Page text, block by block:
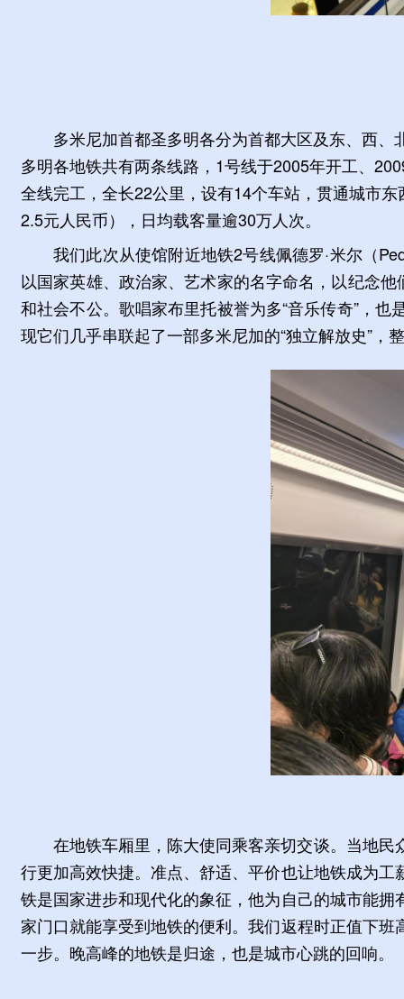
多米尼加首都圣多明各分为首都大区及东、西
多明各地铁共有两条线路，1号线于2005年开工、
全线完工，全长22公里，设有14个车站，贯通城市
2.5元人民币），日均载客量逾30万人次。
我们此次从使馆附近地铁2号线佩德罗·米尔（
以国家英雄、政治家、艺术家的名字命名，以纪念
和社会不公。歌唱家布里托被誉为多“音乐传奇”，
现它们几乎串联起了一部多米尼加的“独立解放史”
在地铁车厢里，陈大使同乘客亲切交谈。当地
行更加高效快捷。准点、舒适、平价也让地铁成为
铁是国家进步和现代化的象征，他为自己的城市能
家门口就能享受到地铁的便利。我们返程时正值下
一步。晚高峰的地铁是归途，也是城市心跳的回响。